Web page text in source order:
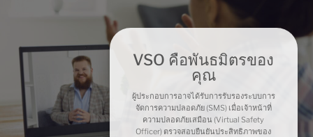
VSO คือพันธมิตรของ
คุณ
ผู้ประกอบการอาจได้รับการรับรองระบบการ
จัดการความปลอดภัย (SMS) เมื่อเจ้าหน้าที่
ความปลอดภัยเสมือน (Virtual Safety
Officer) ตรวจสอบยืนยันประสิทธิภาพของ